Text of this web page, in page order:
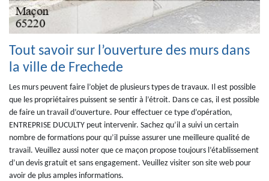
Tout savoir sur l’ouverture des murs dans
la ville de Frechede
Les murs peuvent faire l’objet de plusieurs types de travaux. Il est possible
que les propriétaires puissent se sentir à l’étroit. Dans ce cas, il est possible
de faire un travail d’ouverture. Pour effectuer ce type d’opération,
ENTREPRISE DUCULTY peut intervenir. Sachez qu’il a suivi un certain
nombre de formations pour qu’il puisse assurer une meilleure qualité de
travail. Veuillez aussi noter que ce maçon propose toujours l’établissement
d’un devis gratuit et sans engagement. Veuillez visiter son site web pour
avoir de plus amples informations.